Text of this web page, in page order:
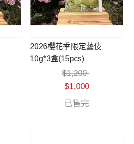
2026櫻花季限定藝伎
10g*3盒(15pcs)
$1,200
$1,000
已售完